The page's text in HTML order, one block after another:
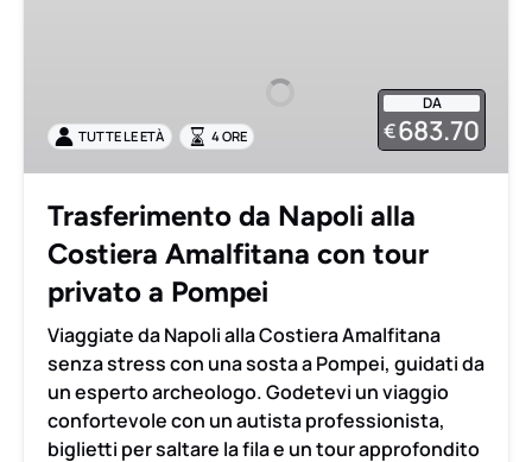
Amalfitana
con
privato
Pompei
DA
€683.70
TUTTE LE ETÀ 4 ORE
Trasferimento da Napoli alla
Costiera Amalfitana con tour
privato a Pompei
Viaggiate da Napoli alla Costiera Amalfitana
senza stress con una sosta a Pompei, guidati da
un esperto archeologo. Godetevi un viaggio
confortevole con un autista professionista,
biglietti per saltare la fila e un tour approfondito